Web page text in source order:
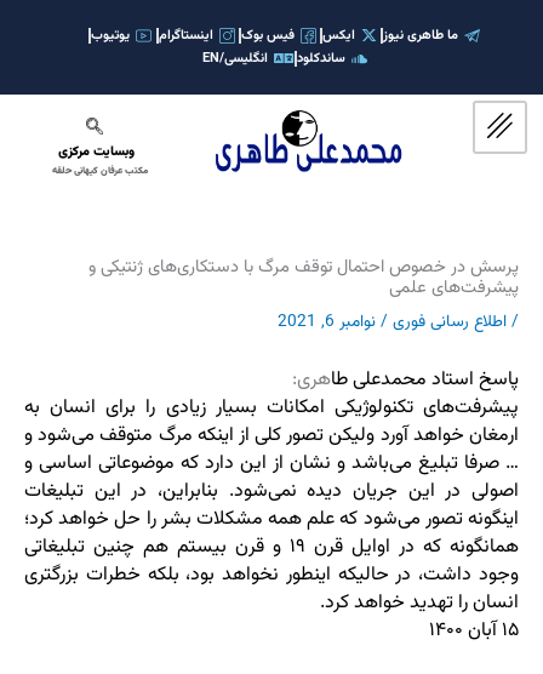
ما طاهری نیوز ایکس فیس بوک اینستاگرام
یوتیوب
ساندکلود
انگلیسی/EN
وبسایت مرکزی
مکتب عرفان کیهانی حلقه
پرسش در خصوص احتمال توقف مرگ با دستکاری‌های ژنتیکی و
پیشرفت‌های علمی
/اطلاع رسانی فوری /نوامبر 6, 2021
پاسخ استاد محمدعلی طاهری:
پیشرفت‌های تکنولوژیکی امکانات بسیار زیادی را برای انسان به
ارمغان خواهد آورد ولیکن تصور کلی از اینکه مرگ متوقف می‌شود و
… صرفا تبلیغ می‌باشد و نشان از این دارد که موضوعاتی اساسی و
اصولی در این جریان دیده نمی‌شود. بنابراین، در این تبلیغات
اینگونه تصور می‌شود که علم همه مشکلات بشر را حل خواهد کرد؛
همانگونه که در اوایل قرن ۱۹ و قرن بیستم هم چنین تبلیغاتی
وجود داشت، در حالیکه اینطور نخواهد بود، بلکه خطرات بزرگتری
انسان را تهدید خواهد کرد.
۱۵ آبان ۱۴۰۰